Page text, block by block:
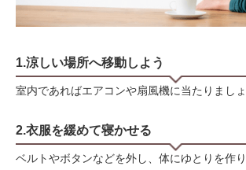
1.涼しい場所へ移動しよう
室内であればエアコンや扇風機に当たりましょ
2.衣服を緩めて寝かせる
ベルトやボタンなどを外し、体にゆとりを作り